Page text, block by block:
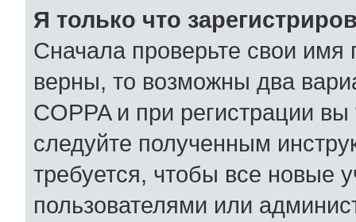
Я только что
Сначала проверьте свои имя
верны, то возможны два
COPPA и при регистрации
следуйте полученным
требуется, чтобы все новые
пользователями или